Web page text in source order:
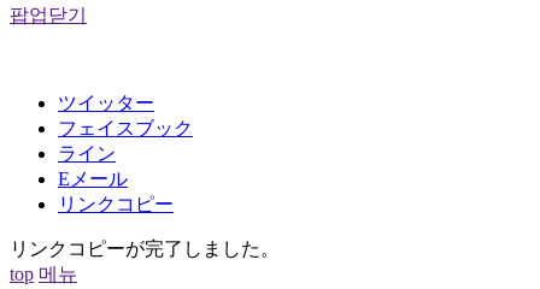
팝업닫기
ツイッター
フェイスブック
ライン
Eメール
リンクコピー
リンクコピーが完了しました。
top 메뉴